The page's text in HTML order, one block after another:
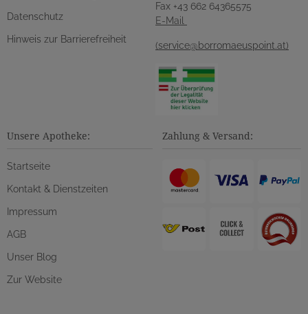
Datenschutz
Hinweis zur Barrierefreiheit
Fax +43 662 64365575
E-Mail
(service@borromaeuspoint.at)
Unsere Apotheke:
Startseite
Kontakt & Dienstzeiten
Impressum
AGB
Unser Blog
Zur Website
Zahlung & Versand: